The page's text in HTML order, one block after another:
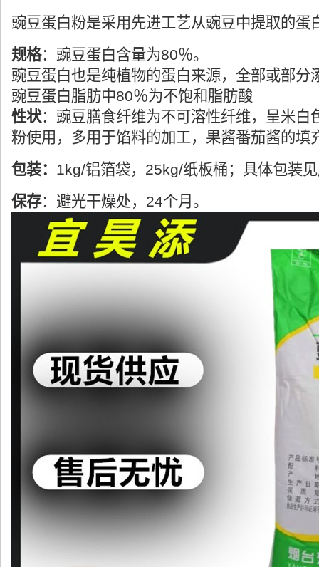
豌豆蛋白粉是采用先进工艺从豌豆中提取的蛋
规格：豌豆蛋白含量为80％。
豌豆蛋白也是纯植物的蛋白来源，全部或部
豌豆蛋白脂肪中80％为不饱和脂肪酸
性状：豌豆膳食纤维为不可溶性纤维，呈米
粉使用，多用于馅料的加工，果酱番茄酱的
包装： 1kg/铝箔袋，25kg/纸板桶；具体包装
保存：避光干燥处，24个月。